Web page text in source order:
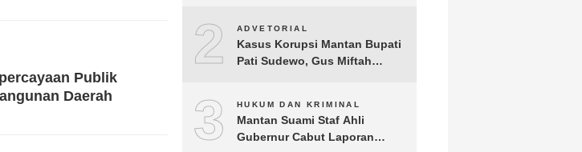
Publik
Daerah
2 ADVETORIAL
Kasus Korupsi Mantan Bupati
Pati Sudewo, Gus Miftah
3 HUKUM DAN KRIMINAL
Mantan Suami Staf Ahli
Gubernur Cabut Laporan